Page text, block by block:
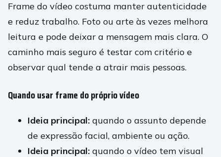
Frame do vídeo costuma manter autenticidade
e reduz trabalho. Foto ou arte às vezes melhora
leitura e pode deixar a mensagem mais clara. O
caminho mais seguro é testar com critério e
observar qual tende a atrair mais pessoas.
Quando usar frame do próprio vídeo
Ideia principal: quando o assunto depende
de expressão facial, ambiente ou ação.
Ideia principal: quando o vídeo tem visual